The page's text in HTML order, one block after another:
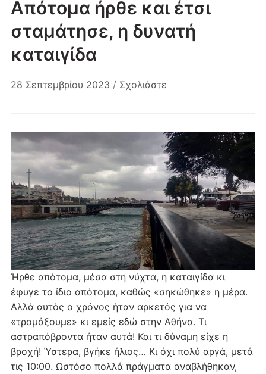
Απότομα ήρθε και έτσι
σταμάτησε, η δυνατή
καταιγίδα
28 Σεπτεμβρίου 2023 / Σχολιάστε
Ήρθε απότομα, μέσα στη νύχτα, η καταιγίδα κι
έφυγε το ίδιο απότομα, καθώς «σηκώθηκε» η μέρα.
Αλλά αυτός ο χρόνος ήταν αρκετός για να
«τρομάξουμε» κι εμείς εδώ στην Αθήνα. Τι
αστραπόβροντα ήταν αυτά! Και τι δύναμη είχε η
βροχή! Ύστερα, βγήκε ήλιος… Κι όχι πολύ αργά, μετά
τις 10:00. Ωστόσο πολλά πράγματα αναβλήθηκαν,